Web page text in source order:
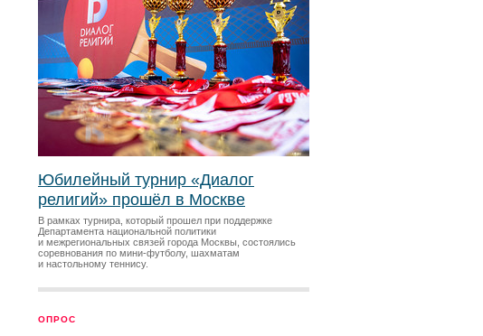
Юбилейный турнир «Диалог
религий» прошёл в Москве
В рамках турнира, который прошел при поддержке
Департамента национальной политики
и межрегиональных связей города Москвы, состоялись
соревнования по мини-футболу, шахматам
и настольному теннису.
ОПРОС